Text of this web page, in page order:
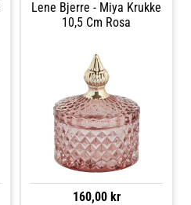
Lene Bjerre - Miya Krukke
10,5 Cm Rosa
160,00 kr